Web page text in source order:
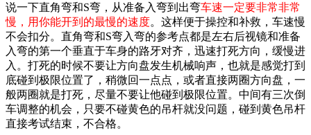
说一下直角弯和S弯，从准备入弯到出弯车速一定要非常非常
慢，用你能开到的最慢的速度。这样便于操控和补救，车速慢
不会扣分。直角弯和S弯入弯的参考点都是左右后视镜和准备
入弯的第一个垂直于车身的路牙对齐，迅速打死方向，缓慢进
入。打死的时候不要让方向盘发生机械响声，也就是感觉打到
底碰到极限位置了，稍微回一点点，或者直接两圈方向盘，一
般两圈就是打死，尽量不要让他碰到极限位置。中间有三次倒
车调整的机会，只要不碰黄色的吊杆就没问题，碰到黄色吊杆
直接考试结束，不合格。